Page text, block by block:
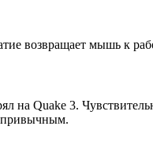
возвращает мышь к
на Quake 3.